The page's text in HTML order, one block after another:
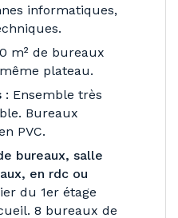
informatiques,
m² de bureaux
plateau.
: Ensemble très
Bureaux
PVC.
bureaux, salle
en rdc ou
du 1er étage
8 bureaux de